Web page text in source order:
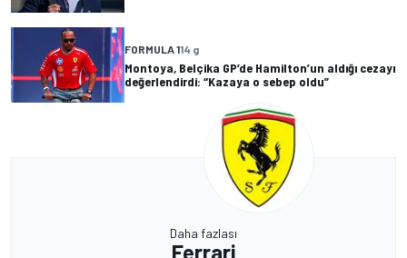
FORMULA 114 g
Montoya, Belçika GP’de Hamilton’un aldığı cezayı
değerlendirdi: “Kazaya o sebep oldu”
Daha fazlası
Ferrari